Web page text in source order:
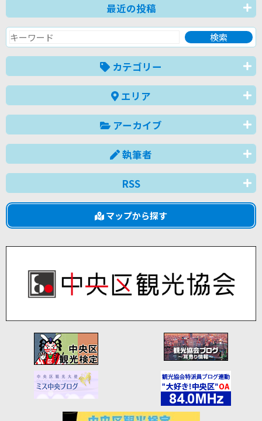
最近の投稿
カテゴリー
エリア
アーカイブ
執筆者
RSS
マップから探す